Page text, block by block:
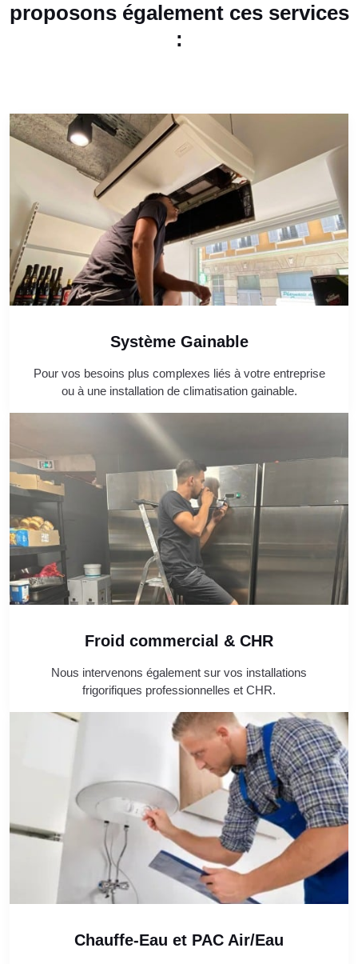
proposons également ces services
:
Système Gainable
Pour vos besoins plus complexes liés à votre entreprise
ou à une installation de climatisation gainable.
Froid commercial & CHR
Nous intervenons également sur vos installations
frigorifiques professionnelles et CHR.
Chauffe-Eau et PAC Air/Eau